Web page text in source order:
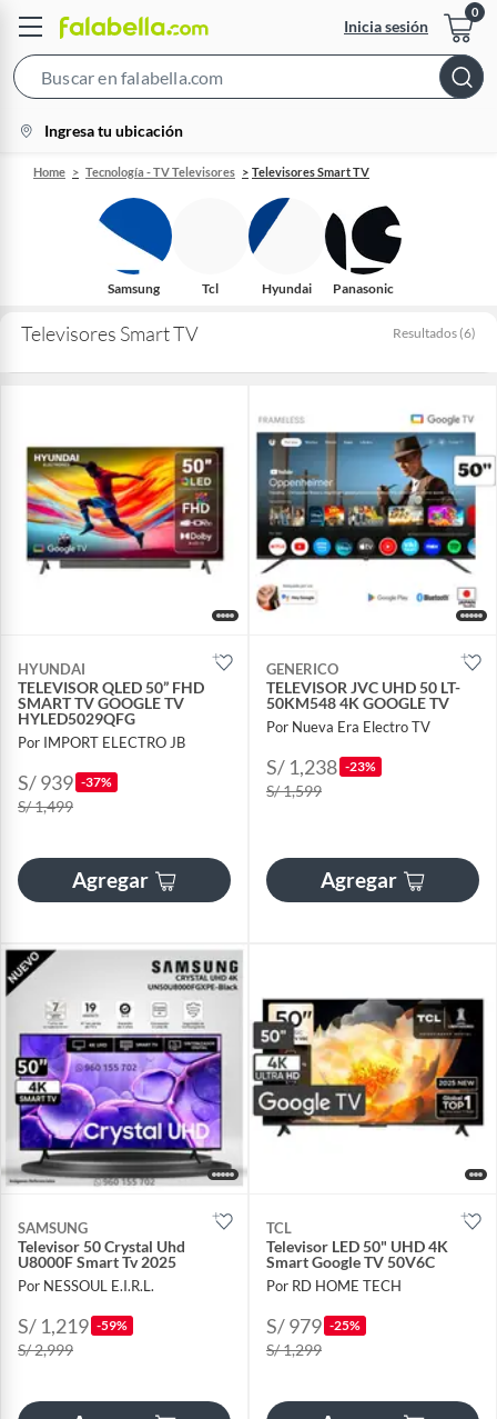
Inicia sesión
Bar
location-
icon
Ingresa tu ubicación
Home Tecnología - TV Televisores Televisores Smart TV
Samsung Tcl Hyundai Panasonic
Televisores Smart TV Resultados (6)
HYUNDAI
TELEVISOR QLED 50” FHD
SMART TV GOOGLE TV
HYLED5029QFG
Por IMPORT ELECTRO JB
S/ 939 -37%
S/ 1,499
Agregar
GENERICO
TELEVISOR JVC UHD 50 LT-
50KM548 4K GOOGLE TV
Por Nueva Era Electro TV
S/ 1,238 -23%
S/ 1,599
Agregar
SAMSUNG
Televisor 50 Crystal Uhd
U8000F Smart Tv 2025
Por NESSOUL E.I.R.L.
S/ 1,219 -59%
S/ 2,999
TCL
Televisor LED 50" UHD 4K
Smart Google TV 50V6C
Por RD HOME TECH
S/ 979 -25%
S/ 1,299